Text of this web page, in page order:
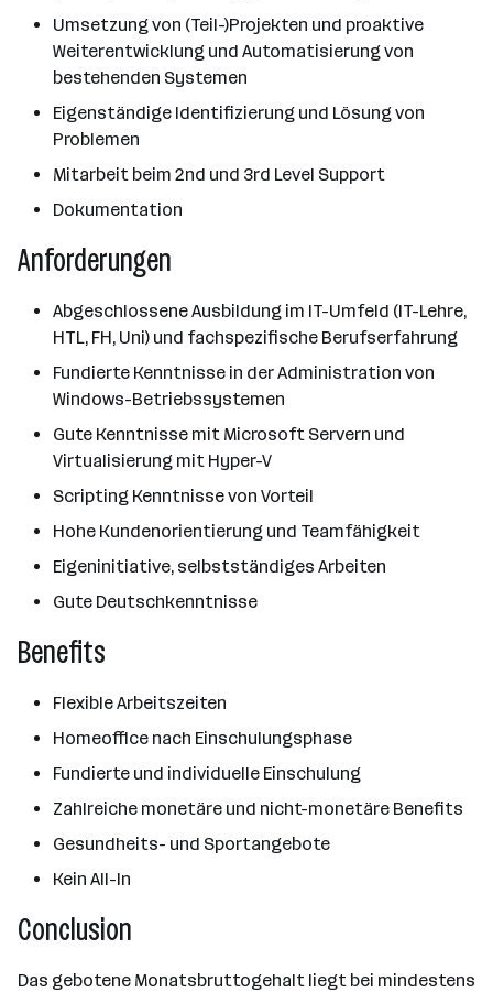
Umsetzung von (Teil-)Projekten und proaktive
Weiterentwicklung und Automatisierung von
bestehenden Systemen
Eigenständige Identifizierung und Lösung von
Problemen
Mitarbeit beim 2nd und 3rd Level Support
Dokumentation
Anforderungen
Abgeschlossene Ausbildung im IT-Umfeld (IT-Lehre,
HTL, FH, Uni) und fachspezifische Berufserfahrung
Fundierte Kenntnisse in der Administration von
Windows-Betriebssystemen
Gute Kenntnisse mit Microsoft Servern und
Virtualisierung mit Hyper-V
Scripting Kenntnisse von Vorteil
Hohe Kundenorientierung und Teamfähigkeit
Eigeninitiative, selbstständiges Arbeiten
Gute Deutschkenntnisse
Benefits
Flexible Arbeitszeiten
Homeoffice nach Einschulungsphase
Fundierte und individuelle Einschulung
Zahlreiche monetäre und nicht-monetäre Benefits
Gesundheits- und Sportangebote
Kein All-In
Conclusion
Das gebotene Monatsbruttogehalt liegt bei mindestens